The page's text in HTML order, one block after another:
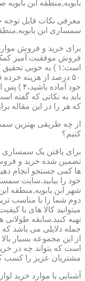
بابویه,منطقه ابن
معرفی نکات قابل
سمساری ابن بابویه,منطقه
برای خرید و فروش موارد
فروش موفقیت آمیز
۵۰ درصد از هزینه
خود
باید به نکاتی که گفته
که هر را در این مقاله
از چه طریقی بهترین
کنیم؟
برای یافتن یک
تضمین شده خرید و
ها کمی جستجو انجام
خود را بیابید.سایت
شهر ابن بابویه,منطقه
دوم شما را با مناسب
میتوانید کالا های با
تهیه کنید.سابقه طولانی
جمله دلایلی می باشد
است که بتواند چه در
مشتریان عزیز را کسب
آشنایی با موارد خرید